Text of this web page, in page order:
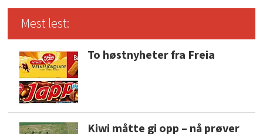
Mest lest:
To høstnyheter fra Freia
Kiwi måtte gi opp – nå prøver